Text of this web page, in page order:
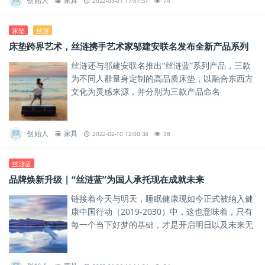
床垫 丝涟
床垫跨界艺术，丝涟携手艺术家邬建安联名发布全新产品系列
丝涟还与邬建安联名推出“丝涟蓝”系列产品，三款
为不同人群量身定制的高品质床垫，以融合东西方
文化为灵感来源，并分别为三款产品命名
创始人 家具 2022-02-10 12:00:34 38
丝涟蓝
品牌焕新升级 | “丝涟蓝”为国人承托现在成就未来
链接着今天与明天，睡眠健康现如今正式被纳入健
康中国行动（2019-2030）中，这也意味着，只有
每一个当下好梦的基础，才是开启明日以及未来无